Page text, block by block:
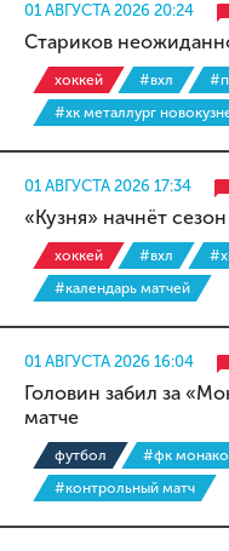
01 АВГУСТА 2026 20:24
Стариков
хоккей #вхл
#хк металлург
01 АВГУСТА 2026 17:34
«Кузня» начнёт
хоккей #вхл
#календарь матчей
01 АВГУСТА 2026 16:04
Головин забил за
матче
футбол #фк монако
#контрольный матч